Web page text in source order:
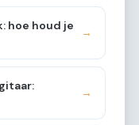
hoe houd je
→
→